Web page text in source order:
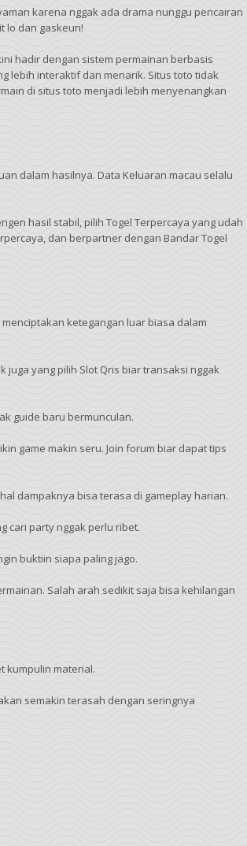
karena nggak ada drama nunggu pencairan
lo dan gaskeun!
hadir dengan sistem permainan berbasis
lebih interaktif dan menarik. Situs toto tidak
di situs toto menjadi lebih menyenangkan
dalam hasilnya. Data Keluaran macau selalu
hasil stabil, pilih Togel Terpercaya yang udah
dan berpartner dengan Bandar Togel
menciptakan ketegangan luar biasa dalam
juga yang pilih Slot Qris biar transaksi nggak
guide baru bermunculan.
game makin seru. Join forum biar dapat tips
dampaknya bisa terasa di gameplay harian.
cari party nggak perlu ribet.
buktiin siapa paling jago.
Salah arah sedikit saja bisa kehilangan
kumpulin material.
semakin terasah dengan seringnya